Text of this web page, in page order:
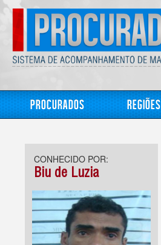
Procurados Regiões
CONHECIDO POR:
Biu de Luzia